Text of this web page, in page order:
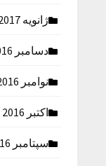
ژانویه 2017
دسامبر 2016
نوامبر 2016
اکتبر 2016
سپتامبر 2016